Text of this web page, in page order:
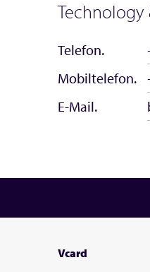
Technology
Telefon.
Mobiltelefon.
E-Mail.
Vcard